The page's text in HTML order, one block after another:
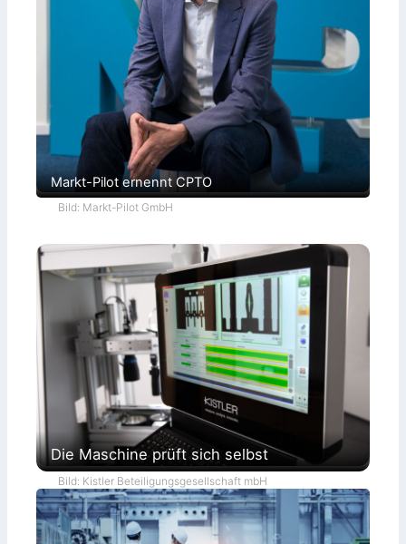
Markt-Pilot ernennt CPTO
Bild: Markt-Pilot GmbH
Die Maschine prüft sich selbst
Bild: Kistler Beteiligungsgesellschaft mbH